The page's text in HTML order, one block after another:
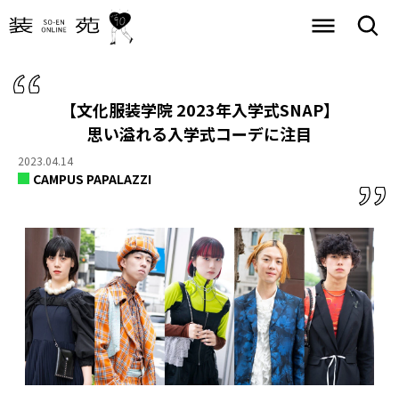
【文化服装学院 2023年入学式SNAP】
思い溢れる入学式コーデに注目
2023.04.14
CAMPUS PAPALAZZI